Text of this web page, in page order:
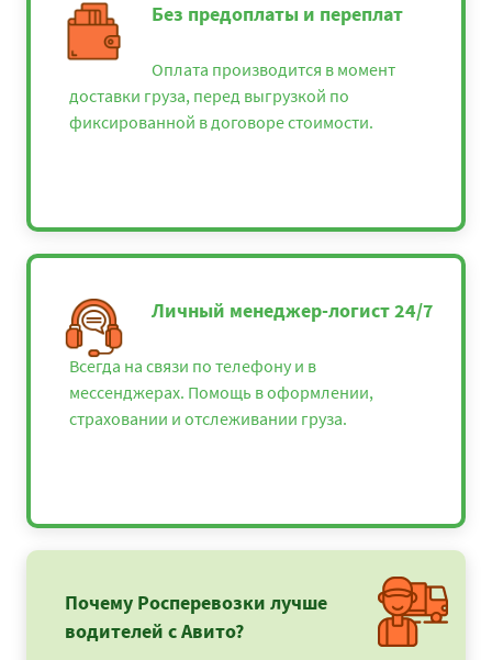
Без предоплаты и переплат
Оплата производится в момент
доставки груза, перед выгрузкой по
фиксированной в договоре стоимости.
Личный менеджер-логист 24/7
Всегда на связи по телефону и в
мессенджерах. Помощь в оформлении,
страховании и отслеживании груза.
Почему Росперевозки лучше
водителей с Авито?